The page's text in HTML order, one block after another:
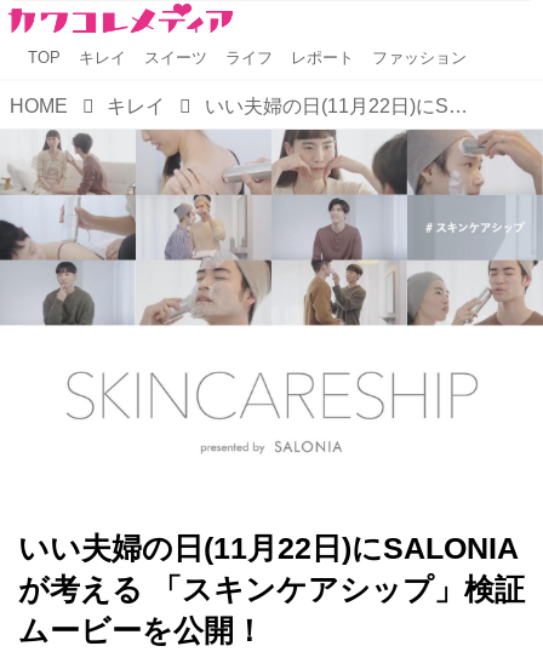
TOP キレイ スイーツ ライフ レポート ファッション
HOME キレイ いい夫婦の日(11月22日)にSALONIAが考える 「スキンケアシップ」検証ムービーを公開！
いい夫婦の日(11月22日)にSALONIA
が考える 「スキンケアシップ」検証
ムービーを公開！